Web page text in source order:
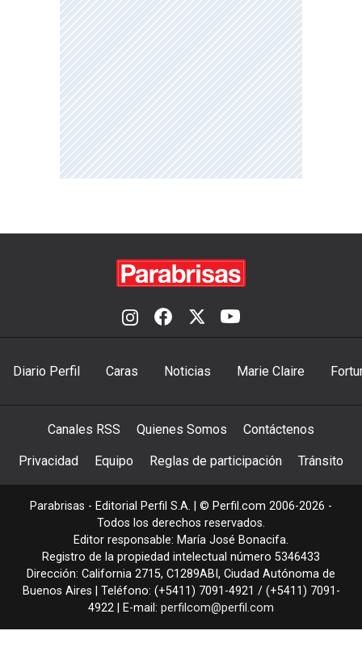
Diario Perfil Caras Noticias Marie Claire
Canales RSS Quienes Somos Contáctenos
Privacidad Equipo Reglas de participación Tránsito
Parabrisas - Editorial Perfil S.A. | © Perfil.com 2006-2026 -
Todos los derechos reservados.
Editor responsable: María José Bonacifa.
Registro de la propiedad intelectual número 5346433
Dirección: California 2715, C1289ABI , Ciudad Autónoma de
Buenos Aires | Teléfono: (+5411) 7091-4921 / (+5411) 7091-
4922 | E-mail: perfilcom@perfil.com